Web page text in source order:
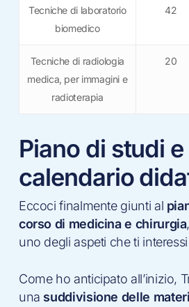
Tecniche di laboratorio
biomedico
42
Tecniche di radiologia
medica, per immagini e
radioterapia
20
Piano di studi e
calendario
Eccoci finalmente giunti al
corso di medicina e chirurgia
uno degli aspeti che ti
Come ho anticipato all’inizio,
una suddivisione delle